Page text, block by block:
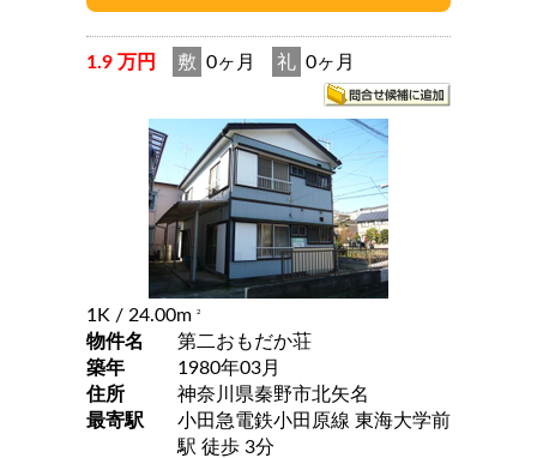
1.9 万円 敷 0ヶ月 礼 0ヶ月
1K / 24.00m 2
物件名
第二おもだか荘
築年
1980年03月
住所
神奈川県秦野市北矢名
最寄駅
小田急電鉄小田原線 東海大学前
駅 徒歩 3分